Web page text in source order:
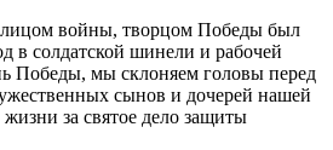
войны, творцом Победы был
в солдатской шинели и рабочей
Победы, мы склоняем головы перед
сынов и дочерей нашей
за святое дело защиты